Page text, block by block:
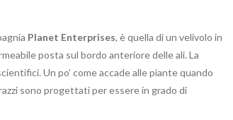
Planet Enterprises, è quella di un velivolo in
posta sul bordo anteriore delle ali. La
Un po’ come accade alle piante quando
sono progettati per essere in grado di